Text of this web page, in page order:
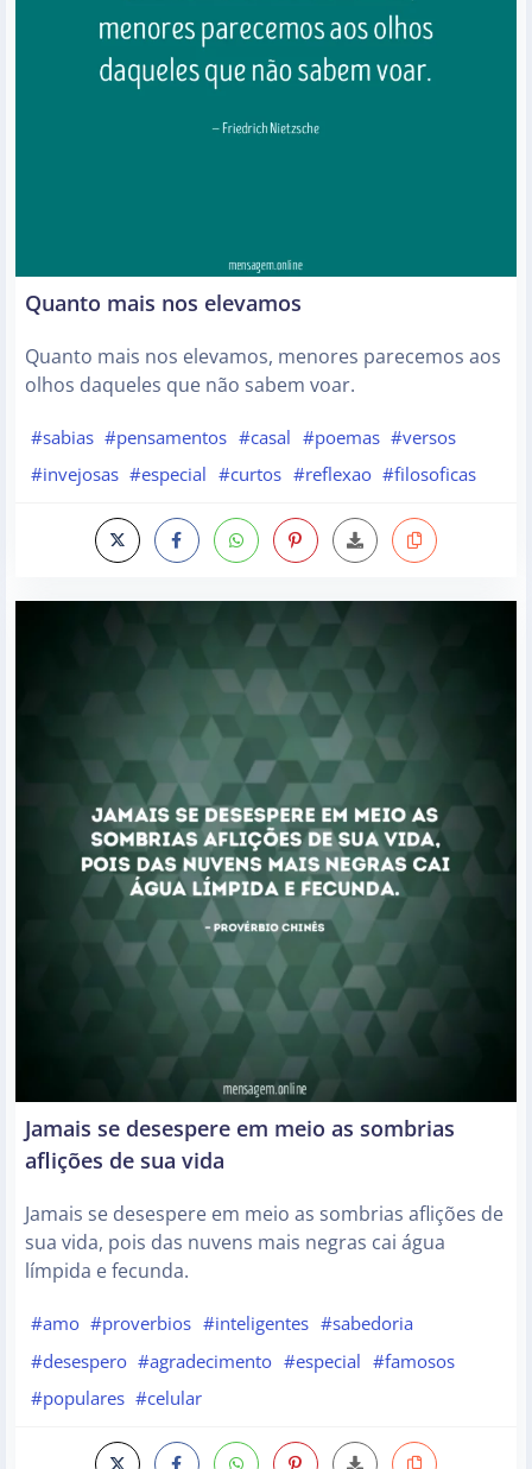
Quanto mais nos elevamos
Quanto mais nos elevamos, menores parecemos aos
olhos daqueles que não sabem voar.
#sabias #pensamentos #casal #poemas #versos
#invejosas #especial #curtos #reflexao #filosoficas
Jamais se desespere em meio as sombrias
aflições de sua vida
Jamais se desespere em meio as sombrias aflições de
sua vida, pois das nuvens mais negras cai água
límpida e fecunda.
#amo #proverbios #inteligentes #sabedoria
#desespero #agradecimento #especial #famosos
#populares #celular